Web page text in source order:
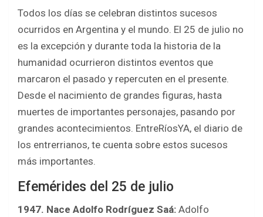
ce
b
o
o
k
tt
er
at
s
A
p
p
ar
e
Todos los días se celebran distintos sucesos
ocurridos en Argentina y el mundo. El 25 de julio no
es la excepción y durante toda la historia de la
humanidad ocurrieron distintos eventos que
marcaron el pasado y repercuten en el presente.
Desde el nacimiento de grandes figuras, hasta
muertes de importantes personajes, pasando por
grandes acontecimientos. EntreRíosYA, el diario de
los entrerrianos, te cuenta sobre estos sucesos
más importantes.
Efemérides del 25 de julio
1947. Nace Adolfo Rodríguez Saá: Adolfo